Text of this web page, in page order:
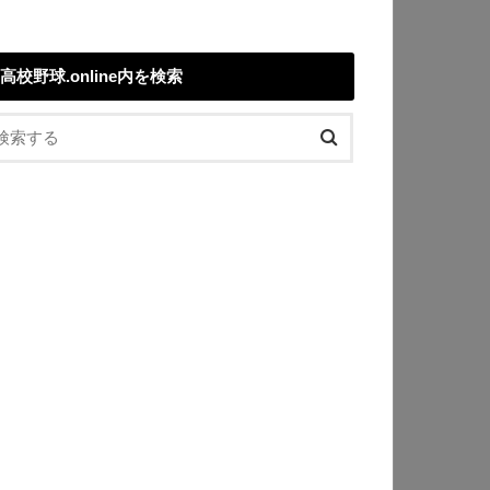
高校野球.online内を検索